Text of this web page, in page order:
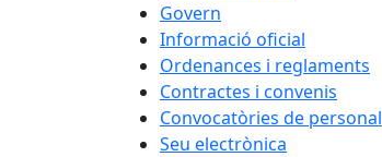
Govern
Informació oficial
Ordenances i reglaments
Contractes i convenis
Convocatòries de personal
Seu electrònica